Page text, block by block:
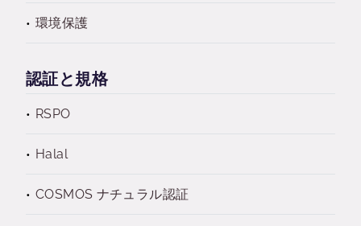
環境保護
認証と規格
RSPO
Halal
COSMOS ナチュラル認証